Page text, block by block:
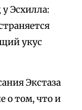
Эсхилла:
укус
Экстаза
о том, что и